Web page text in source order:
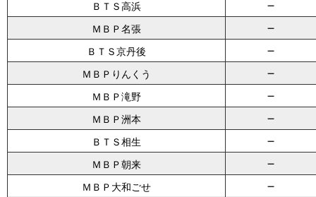
ＢＴＳ高浜 －
ＭＢＰ名張 －
ＢＴＳ京丹後 －
ＭＢＰりんくう －
ＭＢＰ滝野 －
ＭＢＰ洲本 －
ＢＴＳ相生 －
ＭＢＰ朝来 －
ＭＢＰ大和ごせ －